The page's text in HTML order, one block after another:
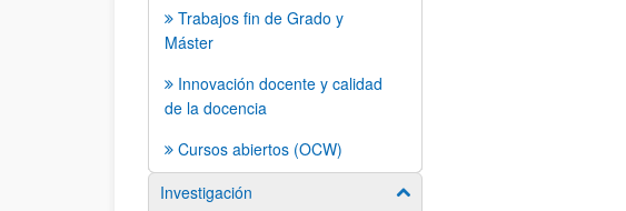
Trabajos fin de Grado y
Máster
Innovación docente y calidad
de la docencia
Cursos abiertos (OCW)
Investigación
Mostrar/ocultar subpáginas